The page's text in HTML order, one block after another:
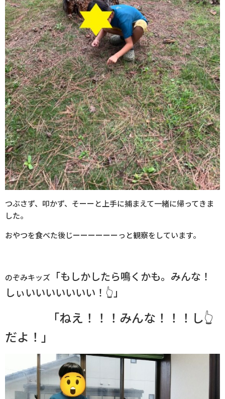
つぶさず、叩かず、そーーと上手に捕まえて一緒に帰ってきま
した。
おやつを食べた後じーーーーーーっと観察をしています。
のぞみキッズ
「もしかしたら鳴くかも。みんな！
しぃいいいいいいい！👆」
「ねえ！！！みんな！！！し👆
だよ！」